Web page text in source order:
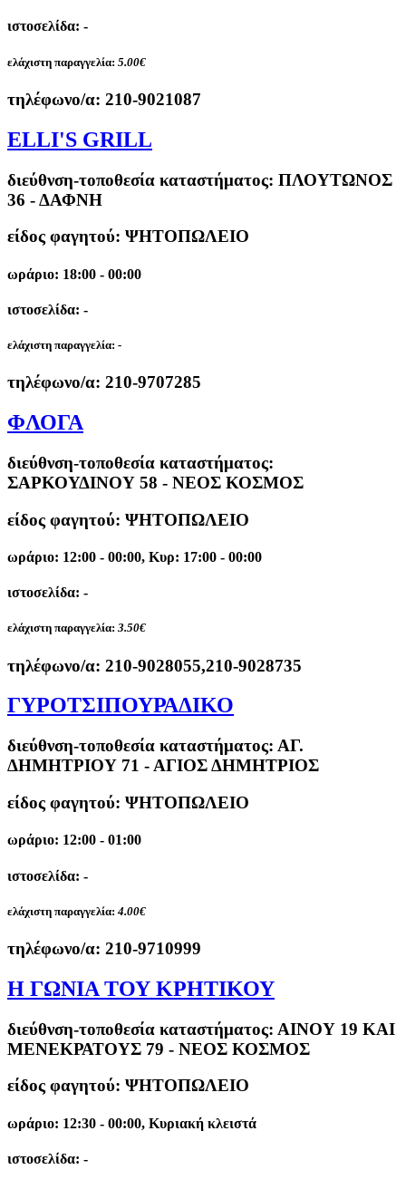
ιστοσελίδα: -
ελάχιστη παραγγελία: 5.00€
τηλέφωνο/α: 210-9021087
ELLI'S GRILL
διεύθνση-τοποθεσία καταστήματος: ΠΛΟΥΤΩΝΟΣ
36 - ΔΑΦΝΗ
είδος φαγητού: ΨΗΤΟΠΩΛΕΙΟ
ωράριο: 18:00 - 00:00
ιστοσελίδα: -
ελάχιστη παραγγελία: -
τηλέφωνο/α: 210-9707285
ΦΛΟΓΑ
διεύθνση-τοποθεσία καταστήματος:
ΣΑΡΚΟΥΔΙΝΟΥ 58 - ΝΕΟΣ ΚΟΣΜΟΣ
είδος φαγητού: ΨΗΤΟΠΩΛΕΙΟ
ωράριο: 12:00 - 00:00, Κυρ: 17:00 - 00:00
ιστοσελίδα: -
ελάχιστη παραγγελία: 3.50€
τηλέφωνο/α: 210-9028055,210-9028735
ΓΥΡΟΤΣΙΠΟΥΡΑΔΙΚΟ
διεύθνση-τοποθεσία καταστήματος: ΑΓ.
ΔΗΜΗΤΡΙΟΥ 71 - ΑΓΙΟΣ ΔΗΜΗΤΡΙΟΣ
είδος φαγητού: ΨΗΤΟΠΩΛΕΙΟ
ωράριο: 12:00 - 01:00
ιστοσελίδα: -
ελάχιστη παραγγελία: 4.00€
τηλέφωνο/α: 210-9710999
Η ΓΩΝΙΑ ΤΟΥ ΚΡΗΤΙΚΟΥ
διεύθνση-τοποθεσία καταστήματος: ΑΙΝΟΥ 19 ΚΑΙ
ΜΕΝΕΚΡΑΤΟΥΣ 79 - ΝΕΟΣ ΚΟΣΜΟΣ
είδος φαγητού: ΨΗΤΟΠΩΛΕΙΟ
ωράριο: 12:30 - 00:00, Κυριακή κλειστά
ιστοσελίδα: -